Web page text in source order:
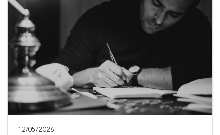
12/05/2026